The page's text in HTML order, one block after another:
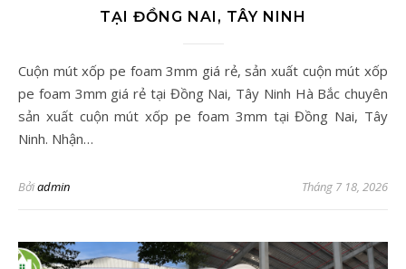
TẠI ĐỒNG NAI, TÂY NINH
Cuộn mút xốp pe foam 3mm giá rẻ, sản xuất cuộn mút xốp
pe foam 3mm giá rẻ tại Đồng Nai, Tây Ninh Hà Bắc chuyên
sản xuất cuộn mút xốp pe foam 3mm tại Đồng Nai, Tây
Ninh. Nhận…
Bởiadmin Tháng 7 18, 2026